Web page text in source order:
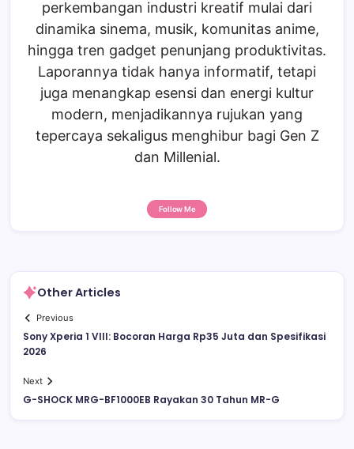
perkembangan industri kreatif mulai dari
dinamika sinema, musik, komunitas anime,
hingga tren gadget penunjang produktivitas.
Laporannya tidak hanya informatif, tetapi
juga menangkap esensi dan energi kultur
modern, menjadikannya rujukan yang
tepercaya sekaligus menghibur bagi Gen Z
dan Millenial.
Follow Me
Other Articles
Previous
Sony Xperia 1 VIII: Bocoran Harga Rp35 Juta dan Spesifikasi
2026
Next
G-SHOCK MRG-BF1000EB Rayakan 30 Tahun MR-G